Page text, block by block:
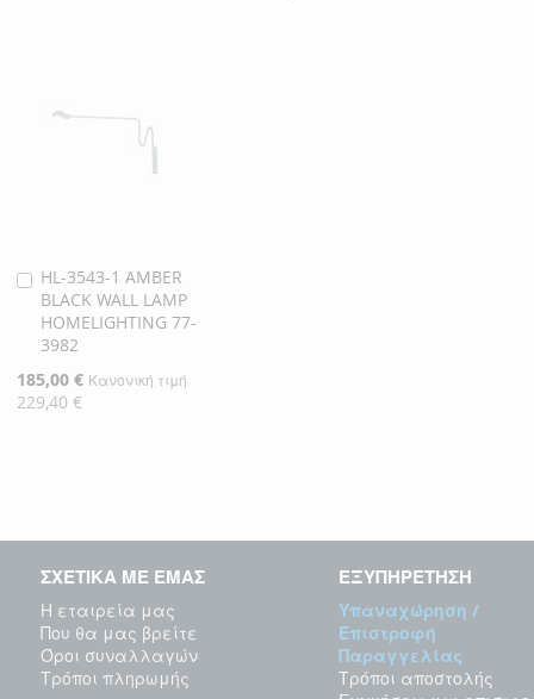
HL-3543-1 AMBER
BLACK WALL LAMP
HOMELIGHTING 77-
3982
Ειδική
Τιμή
185,00 € Κανονική τιμή
229,40 €
Προσθήκη
στο
Καλάθι
ΣΧΕΤΙΚΑ ΜΕ ΕΜΑΣ
Η εταιρεία μας
Που θα μας βρείτε
Όροι συναλλαγών
Τρόποι πληρωμής
ΕΞΥΠΗΡΕΤΗΣΗ
Υπαναχώρηση /
Επιστροφή
Παραγγελίας
Τρόποι αποστολής